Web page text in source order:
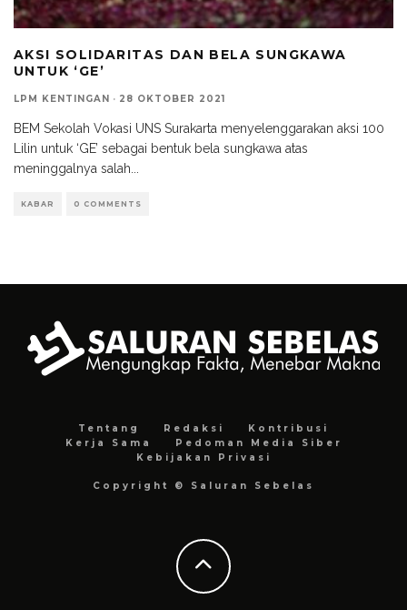
AKSI SOLIDARITAS DAN BELA SUNGKAWA
UNTUK ‘GE’
LPM KENTINGAN · 28 OKTOBER 2021
BEM Sekolah Vokasi UNS Surakarta menyelenggarakan aksi 100
Lilin untuk ‘GE’ sebagai bentuk bela sungkawa atas
meninggalnya salah...
KABAR 0 COMMENTS
Tentang Redaksi
Kontribusi
Kerja Sama
Pedoman Media Siber
Kebijakan Privasi
Copyright © Saluran Sebelas